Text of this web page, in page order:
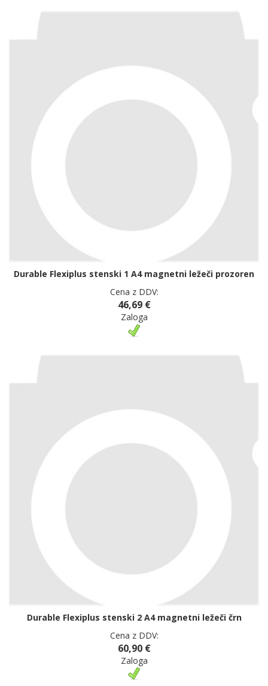
Durable Flexiplus stenski 1 A4 magnetni ležeči prozoren
Cena z DDV:
46,69 €
Zaloga
Durable Flexiplus stenski 2 A4 magnetni ležeči črn
Cena z DDV:
60,90 €
Zaloga